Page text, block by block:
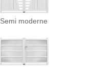
Semi moderne